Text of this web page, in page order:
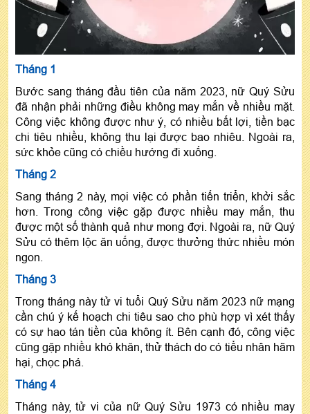
Tháng 1
Bước sang tháng đầu tiên của năm 2023, nữ Quý Sửu
đã nhận phải những điều không may mắn về nhiều mặt.
Công việc không được như ý, có nhiều bất lợi, tiền bạc
chi tiêu nhiều, không thu lại được bao nhiêu. Ngoài ra,
sức khỏe cũng có chiều hướng đi xuống.
Tháng 2
Sang tháng 2 này, mọi việc có phần tiến triển, khởi sắc
hơn. Trong công việc gặp được nhiều may mắn, thu
được một số thành quả như mong đợi. Ngoài ra, nữ Quý
Sửu có thêm lộc ăn uống, được thưởng thức nhiều món
ngon.
Tháng 3
Trong tháng này tử vi tuổi Quý Sửu năm 2023 nữ mạng
cần chú ý kế hoạch chi tiêu sao cho phù hợp vì xét thấy
có sự hao tán tiền của không ít. Bên cạnh đó, công việc
cũng gặp nhiều khó khăn, thử thách do có tiểu nhân hãm
hại, chọc phá.
Tháng 4
Tháng này, tử vi của nữ Quý Sửu 1973 có nhiều may